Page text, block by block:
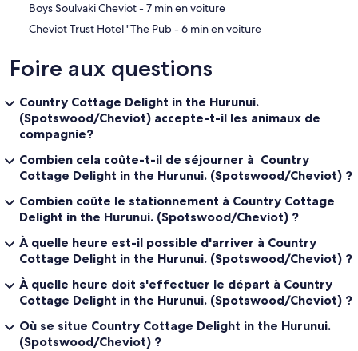
‪Boys Soulvaki Cheviot - ‬7 min en voiture
‪Cheviot Trust Hotel "The Pub - ‬6 min en voiture
Foire aux questions
Country Cottage Delight in the Hurunui.
(Spotswood/Cheviot) accepte-t-il les animaux de
compagnie?
Combien cela coûte-t-il de séjourner à Country
Cottage Delight in the Hurunui. (Spotswood/Cheviot) ?
Combien coûte le stationnement à Country Cottage
Delight in the Hurunui. (Spotswood/Cheviot) ?
À quelle heure est-il possible d'arriver à Country
Cottage Delight in the Hurunui. (Spotswood/Cheviot) ?
À quelle heure doit s'effectuer le départ à Country
Cottage Delight in the Hurunui. (Spotswood/Cheviot) ?
Où se situe Country Cottage Delight in the Hurunui.
(Spotswood/Cheviot) ?